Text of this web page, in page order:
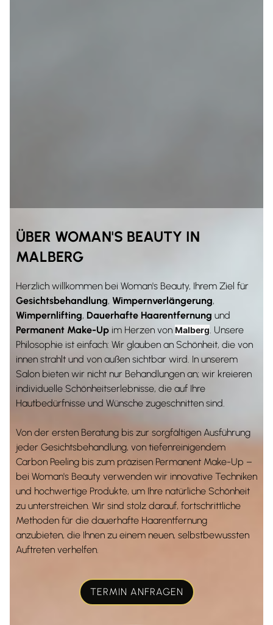
ÜBER WOMAN'S BEAUTY IN
MALBERG
Herzlich willkommen bei Woman's Beauty, Ihrem Ziel für
Gesichtsbehandlung, Wimpernverlängerung,
Wimpernlifting, Dauerhafte Haarentfernung und
Permanent Make-Up im Herzen von Malberg. Unsere
Philosophie ist einfach: Wir glauben an Schönheit, die von
innen strahlt und von außen sichtbar wird. In unserem
Salon bieten wir nicht nur Behandlungen an; wir kreieren
individuelle Schönheitserlebnisse, die auf Ihre
Hautbedürfnisse und Wünsche zugeschnitten sind.
Von der ersten Beratung bis zur sorgfältigen Ausführung
jeder Gesichtsbehandlung, von tiefenreinigendem
Carbon Peeling bis zum präzisen Permanent Make-Up –
bei Woman's Beauty verwenden wir innovative Techniken
und hochwertige Produkte, um Ihre natürliche Schönheit
zu unterstreichen. Wir sind stolz darauf, fortschrittliche
Methoden für die dauerhafte Haarentfernung
anzubieten, die Ihnen zu einem neuen, selbstbewussten
Auftreten verhelfen.
TERMIN ANFRAGEN